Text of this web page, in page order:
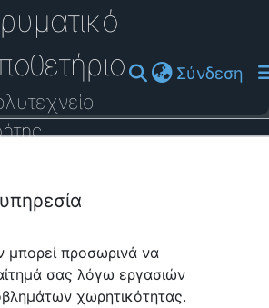
Σύνδεση
μπορεί προσωρινά να
σας λόγω εργασιών
χωρητικότητας.